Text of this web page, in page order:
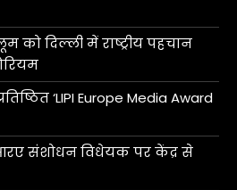
को दिल्ली में राष्ट्रीय पहचान
‘LIPI Europe Media Award
संशोधन विधेयक पर केंद्र से